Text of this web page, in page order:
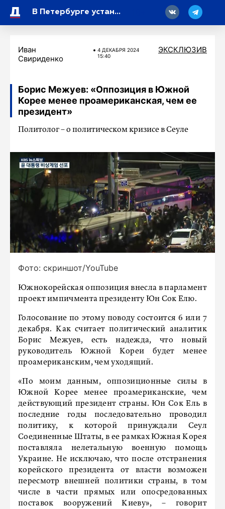
В Петербурге установят памятник воинам, погибшим в спецоперации
Иван
Свириденко
4 ДЕКАБРЯ 2024
15:40
ЭКСКЛЮЗИВ
Борис Межуев: «Оппозиция в Южной
Корее менее проамериканская, чем ее
президент»
Политолог – о политическом кризисе в Сеуле
Фото: скриншот/YouTube
Южнокорейская оппозиция внесла в парламент
проект импичмента президенту Юн Сок Елю.
Голосование по этому поводу состоится 6 или 7
декабря. Как считает политический аналитик
Борис Межуев, есть надежда, что новый
руководитель Южной Кореи будет менее
проамериканским, чем уходящий.
«По моим данным, оппозиционные силы в
Южной Корее менее проамериканские, чем
действующий президент страны. Юн Сок Ель в
последние годы последовательно проводил
политику, к которой принуждали Сеул
Соединенные Штаты, в ее рамках Южная Корея
поставляла нелетальную военную помощь
Украине. Не исключаю, что после отстранения
корейского президента от власти возможен
пересмотр внешней политики страны, в том
числе в части прямых или опосредованных
поставок вооружений Киеву», – говорит